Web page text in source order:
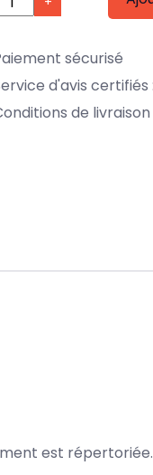
sécurisé
d'avis certifiés :
de
est répertoriée.